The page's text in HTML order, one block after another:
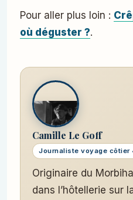
Pour aller plus loin :
où déguster ?.
Camille Le Goff
Journaliste voyage côtier
Originaire du
dans l’hôtellerie sur